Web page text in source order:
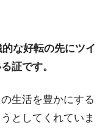
な好転の先にツイ
証です。
生活を豊かにする
としてくれていま